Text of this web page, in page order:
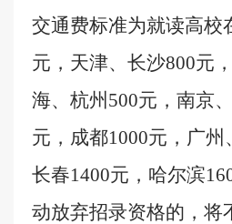
交通费标准为就读高校
元，天津、长沙800元
海、杭州 500元，南京
元，成都1000元，广州
长春1400元，哈尔滨
动放弃招录资格的，将